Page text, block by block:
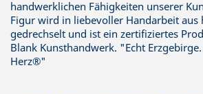
handwerklichen Fähigkeiten unserer
Figur wird in liebevoller Handarbeit aus
gedrechselt und ist ein zertifiziertes
Blank Kunsthandwerk. "Echt
Herz®"